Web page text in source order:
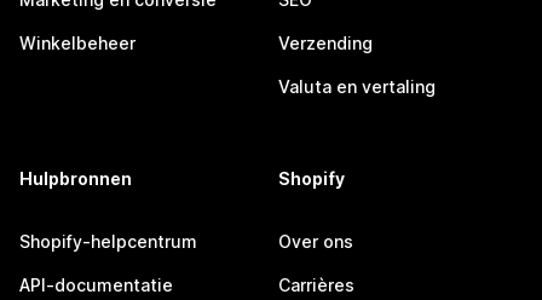
Winkelbeheer Verzending
Valuta en vertaling
Hulpbronnen
Shopify-helpcentrum
API-documentatie
Shopify
Over ons
Carrières